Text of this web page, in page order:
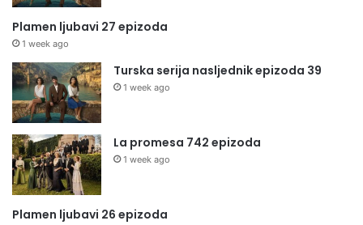
Plamen ljubavi 27 epizoda
1 week ago
Turska serija nasljednik epizoda 39
1 week ago
La promesa 742 epizoda
1 week ago
Plamen ljubavi 26 epizoda